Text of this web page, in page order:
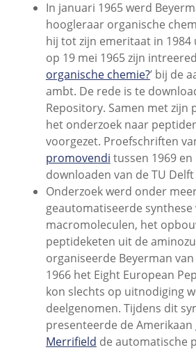
In januari 1965 werd
hoogleraar organische
hij tot zijn emeritaat in 1984
op 19 mei 1965 zijn
organische chemie?’ bij de
ambt. De rede is te
Repository. Samen met zijn
het onderzoek naar
voorgezet. Proefschriften
promovendi tussen 1969 en
downloaden van de TU
Onderzoek werd onder
geautomatiseerde synthese
macromoleculen, het
peptideketen uit de
organiseerde Beyerman
1966 het Eight European
kon slechts op uitnodiging
deelgenomen. Tijdens dit
presenteerde de Amerikaan
Merrifield de automatische